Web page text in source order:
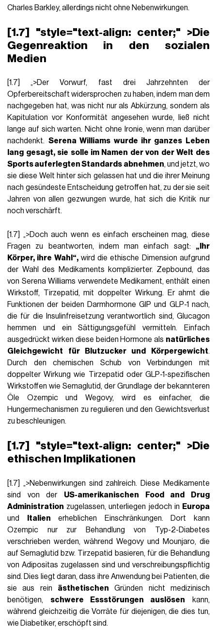
Charles Barkley, allerdings nicht ohne Nebenwirkungen.
[1.7] "style="text-align: center;" >Die
Gegenreaktion in den sozialen
Medien
[1.7] „>Der Vorwurf, fast drei Jahrzehnten der
Opferbereitschaft widersprochen zu haben, indem man dem
nachgegeben hat, was nicht nur als Abkürzung, sondern als
Kapitulation vor Konformität angesehen wurde, ließ nicht
lange auf sich warten. Nicht ohne Ironie, wenn man darüber
nachdenkt. Serena Williams wurde ihr ganzes Leben
lang gesagt, sie solle im Namen der von der Welt des
Sports auferlegten Standards abnehmen, und jetzt, wo
sie diese Welt hinter sich gelassen hat und die ihrer Meinung
nach gesündeste Entscheidung getroffen hat, zu der sie seit
Jahren von allen gezwungen wurde, hat sich die Kritik nur
noch verschärft.
[1.7] „>Doch auch wenn es einfach erscheinen mag, diese
Fragen zu beantworten, indem man einfach sagt: „Ihr
Körper, ihre Wahl“,wird die ethische Dimension aufgrund
der Wahl des Medikaments komplizierter. Zepbound, das
von Serena Williams verwendete Medikament, enthält einen
Wirkstoff, Tirzepatid, mit doppelter Wirkung. Er ahmt die
Funktionen der beiden Darmhormone GIP und GLP-1 nach,
die für die Insulinfreisetzung verantwortlich sind, Glucagon
hemmen und ein Sättigungsgefühl vermitteln. Einfach
ausgedrückt wirken diese beiden Hormone als natürliches
Gleichgewicht für Blutzucker und Körpergewicht.
Durch den chemischen Schub von Verbindungen mit
doppelter Wirkung wie Tirzepatid oder GLP-1-spezifischen
Wirkstoffen wie Semaglutid, der Grundlage der bekannteren
Öle Ozempic und Wegovy, wird es einfacher, die
Hungermechanismen zu regulieren und den Gewichtsverlust
zu beschleunigen.
[1.7] "style="text-align: center;" >Die
ethischen Implikationen
[1.7] „>Nebenwirkungen sind zahlreich. Diese Medikamente
sind von der US-amerikanischen Food and Drug
Administration zugelassen, unterliegen jedoch in Europa
und
Italien erheblichen Einschränkungen. Dort kann
Ozempic nur zur Behandlung von Typ-2-Diabetes
verschrieben werden, während Wegovy und Mounjaro, die
auf Semaglutid bzw. Tirzepatid basieren, für die Behandlung
von Adipositas zugelassen sind und verschreibungspflichtig
sind. Dies liegt daran, dass ihre Anwendung bei Patienten, die
sie aus rein ästhetischen Gründen nicht medizinisch
benötigen, schwere Essstörungen auslösen kann,
während gleichzeitig die Vorräte für diejenigen, die dies tun,
wie Diabetiker, erschöpft sind.